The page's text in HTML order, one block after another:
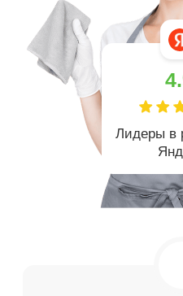
более 15 000
на рынке клининга
более 5 лет